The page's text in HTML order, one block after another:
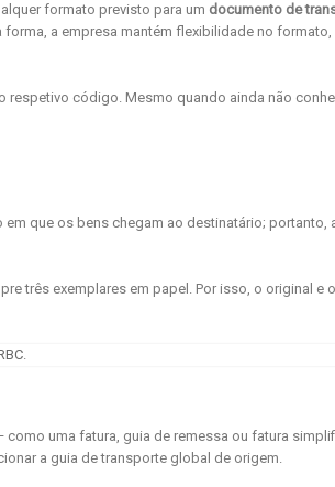
formato previsto para um documento de
a empresa mantém flexibilidade no
respetivo código. Mesmo quando ainda não
em que os bens chegam ao destinatário; portanto,
três exemplares em papel. Por isso, o original e o
.
uma fatura, guia de remessa ou fatura
a guia de transporte global de origem.